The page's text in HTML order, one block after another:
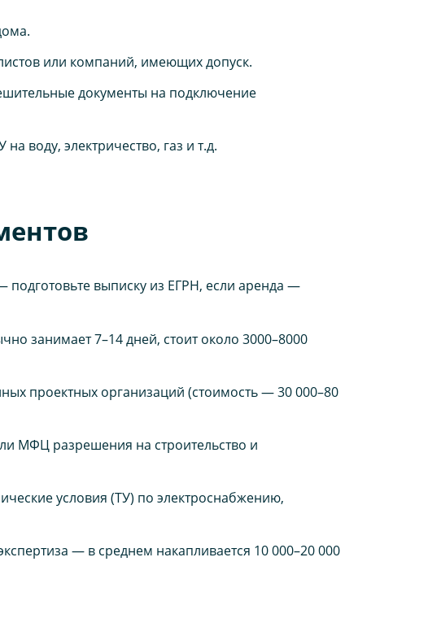
или компаний, имеющих допуск.
документы на подключение
воду, электричество, газ и т.д.
подготовьте выписку из ЕГРН, если аренда —
занимает 7–14 дней, стоит около 3000–8000
проектных организаций (стоимость — 30 000–80
МФЦ разрешения на строительство и
условия (ТУ) по электроснабжению,
— в среднем накапливается 10 000–20 000